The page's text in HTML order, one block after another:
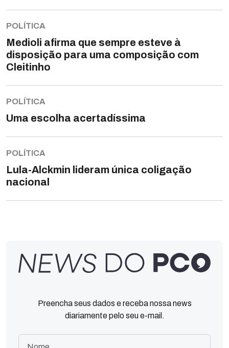
POLÍTICA
Medioli afirma que sempre esteve à
disposição para uma composição com
Cleitinho
POLÍTICA
Uma escolha acertadíssima
POLÍTICA
Lula-Alckmin lideram única coligação
nacional
Preencha seus dados e receba nossa news
diariamente pelo seu e-mail.